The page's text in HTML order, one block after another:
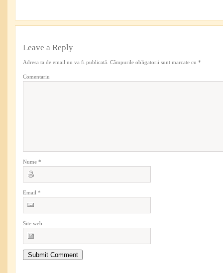
Leave a Reply
Adresa ta de email nu va fi publicată. Câmpurile obligatorii sunt marcate cu *
Comentariu
Nume *
Email *
Site web